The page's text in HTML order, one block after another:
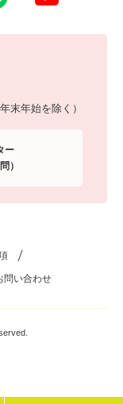
末年始を除く）
ー
）
問い合わせ